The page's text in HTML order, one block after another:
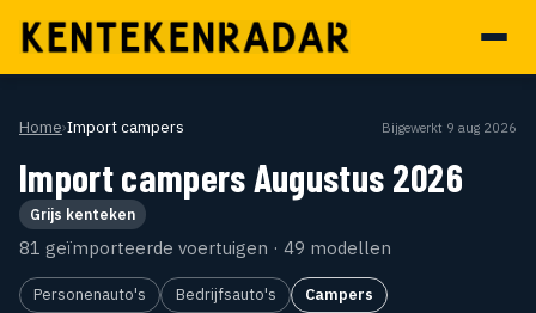
Home›Import campers Bijgewerkt 9 aug 2026
Import campers Augustus 2026
Grijs kenteken
81 geïmporteerde voertuigen · 49 modellen
Personenauto's Bedrijfsauto's Campers